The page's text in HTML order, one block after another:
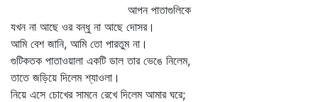
আপন পাতাগুলিকে
যখন না আছে ওর বন্ধু না আছে দোসর।
আমি বেশ জানি, আমি তো পারতুম না।
গুটিকতক পাতাওয়ালা একটি ডাল তার ভেঙে নিলেম,
তাতে জড়িয়ে দিলেম শ্যাওলা।
নিয়ে এসে চোখের সামনে রেখে দিলেম আমার ঘরে;